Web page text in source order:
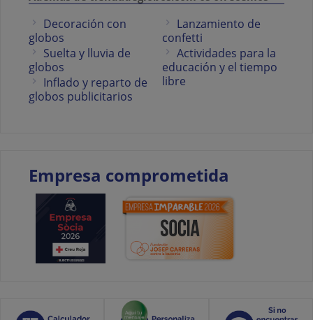
Decoración con
globos
Suelta y lluvia de
globos
Inflado y reparto de
globos publicitarios
Lanzamiento de
confetti
Actividades para la
educación y el tiempo
libre
Empresa comprometida